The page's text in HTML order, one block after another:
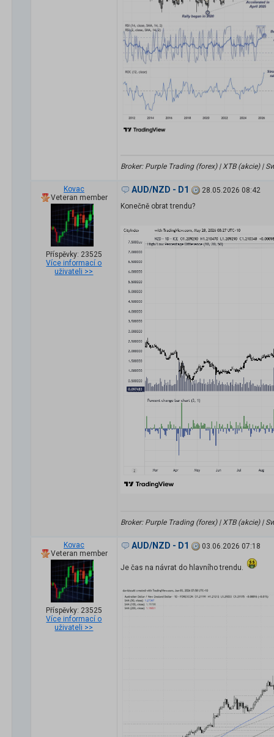
Broker: Purple Trading (forex) | XTB (akcie) |
Kovac
Veteran member
Příspěvky: 23525
Více informací o
uživateli >>
AUD/NZD - D1
28.05.2026 08:42
Konečně obrat trendu?
Broker: Purple Trading (forex) | XTB (akcie) |
Kovac
Veteran member
Příspěvky: 23525
Více informací o
uživateli >>
AUD/NZD - D1 03.06.2026 07:18
Je čas na návrat do hlavního trendu.